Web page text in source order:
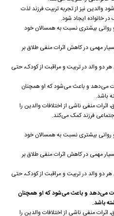
والدین نیز از تجربه تربیت فرزند لذت
خانواده ایجاد شود.
روانی بیشتری نسبت به همسالان خود
مهمی در کاهش اثرات منفی طلاق بر
دو والد در تربیت و مراقبت از کودک، حتی
می‌دهد و باعث می‌شود که او همچنان
باشد.
منفی ناشی از اختلافات والدین را
فرزند کمک می‌کند.
روانی بیشتری نسبت به همسالان خود
مهمی در کاهش اثرات منفی طلاق بر
دو والد در تربیت و مراقبت از کودک، حتی
می‌دهد و باعث می‌شود که او همچنان
باشد.
منفی ناشی از اختلافات والدین را